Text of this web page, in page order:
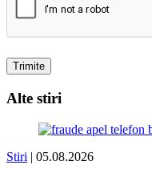
Alte stiri
Stiri | 05.08.2026